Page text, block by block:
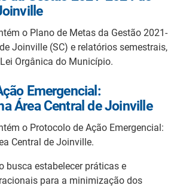
o Plano de Metas da Gestão 2021-
Joinville (SC) e relatórios semestrais,
Orgânica do Município.
Emergencial:
Área Central de Joinville
o Protocolo de Ação Emergencial:
Central de Joinville.
busca estabelecer práticas e
para a minimização dos